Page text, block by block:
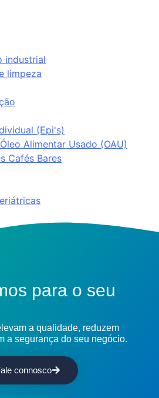
industrial
limpeza
(Epi's)
Alimentar Usado (OAU)
Cafés Bares
para o seu
a qualidade, reduzem
a segurança do seu negócio.
connosco